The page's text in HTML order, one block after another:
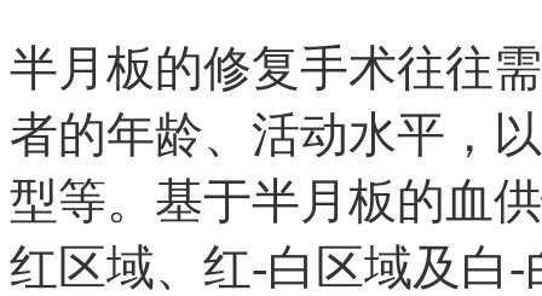
半月板的修复手术往往
者的年龄、活动水平，
型等。基于半月板的血
红区域、红-白区域及白